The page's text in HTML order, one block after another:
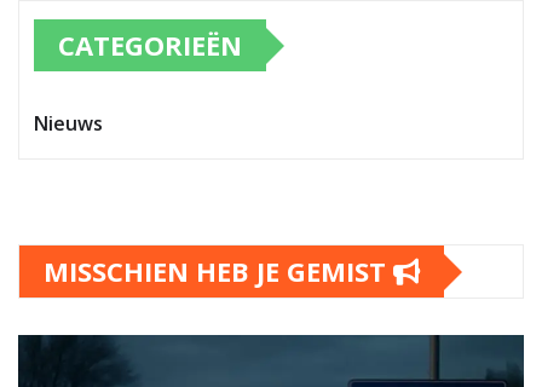
CATEGORIEËN
Nieuws
MISSCHIEN HEB JE GEMIST